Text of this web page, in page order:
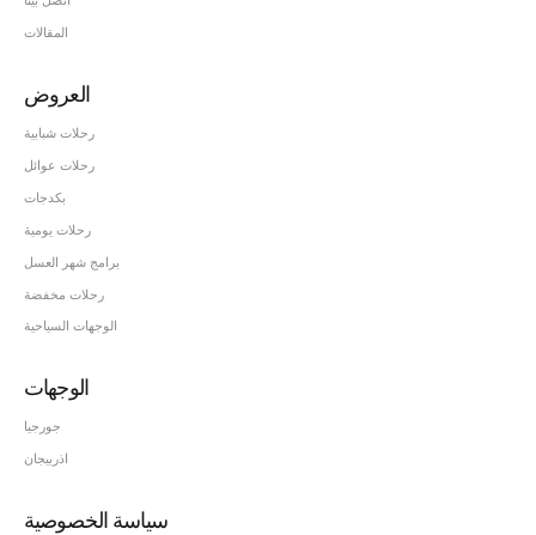
المقالات
العروض
رحلات شبابية
رحلات عوائل
بكدجات
رحلات يومية
برامج شهر العسل
رحلات مخفضة
الوجهات السياحية
الوجهات
جورجيا
اذربيجان
سياسة الخصوصية